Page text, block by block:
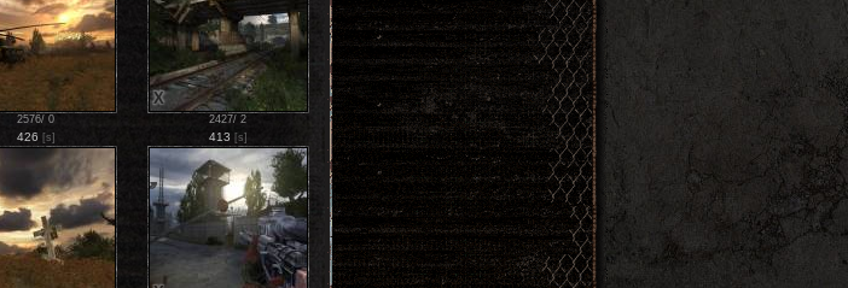
2576/0
X
2427/2
426 [s] 413 [s]